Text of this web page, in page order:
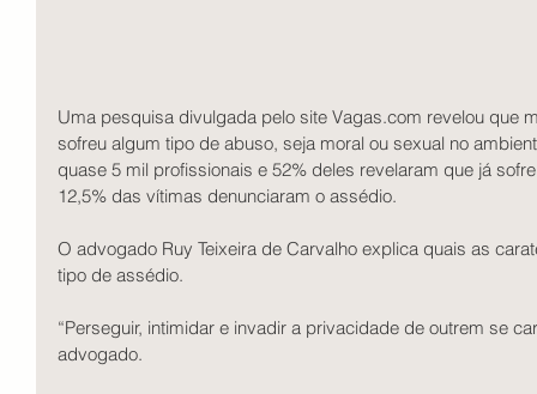
Uma pesquisa divulgada pelo site Vagas.com revelou que
sofreu algum tipo de abuso, seja moral ou sexual no
quase 5 mil profissionais e 52% deles revelaram que já
12,5% das vítimas denunciaram o assédio.
O advogado Ruy Teixeira de Carvalho explica quais as
tipo de assédio.
“Perseguir, intimidar e invadir a privacidade de outrem se
advogado.